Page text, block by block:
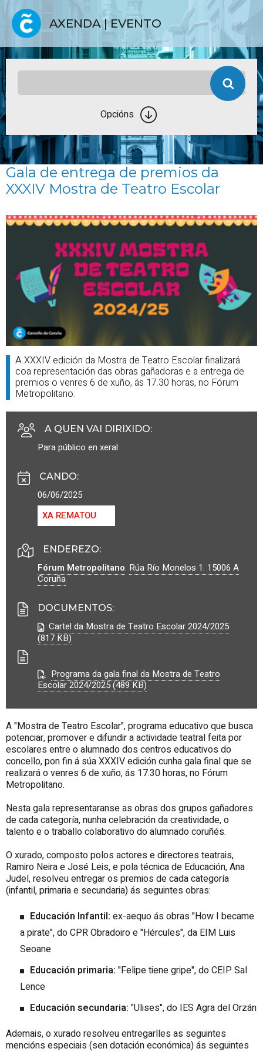
AXENDA | EVENTO
Opcións
Gala de entrega de premios da
XXXIV Mostra de Teatro Escolar
A XXXIV edición da Mostra de Teatro Escolar finalizará
coa representación das obras gañadoras e a entrega de
premios o venres 6 de xuño, ás 17.30 horas, no Fórum
Metropolitano.
A QUEN VAI DIRIXIDO:
Para público en xeral
CANDO:
06/06/2025
XA REMATOU
ENDEREZO:
Fórum Metropolitano. Rúa Río Monelos 1. 15006 A
Coruña
DOCUMENTOS:
Cartel da Mostra de Teatro Escolar 2024/2025
(817 KB)
Programa da gala final da Mostra de Teatro
Escolar 2024/2025 (489 KB)
A "Mostra de Teatro Escolar", programa educativo que busca
potenciar, promover e difundir a actividade teatral feita por
escolares entre o alumnado dos centros educativos do
concello, pon fin á súa XXXIV edición cunha gala final que se
realizará o venres 6 de xuño, ás 17.30 horas, no Fórum
Metropolitano.
Nesta gala representaranse as obras dos grupos gañadores
de cada categoría, nunha celebración da creatividade, o
talento e o traballo colaborativo do alumnado coruñés.
O xurado, composto polos actores e directores teatrais,
Ramiro NeiraeJosé Leis, e pola técnica de Educación,Ana
Judel,resolveu entregar os premios de cada categoría
(infantil, primaria e secundaria) ás seguintes obras:
Educación Infantil: ex-aequo ás obras "How I became
a pirate", doCPR Obradoiroe"Hércules",da EIM Luis
Seoane
Educación primaria: "Felipe tiene gripe", doCEIP Sal
Lence
Educación secundaria: "Ulises", do IES Agra del Orzán
Ademais, o xurado resolveu entregarlles as seguintes
mencións especiais (sen dotación económica) ás seguintes